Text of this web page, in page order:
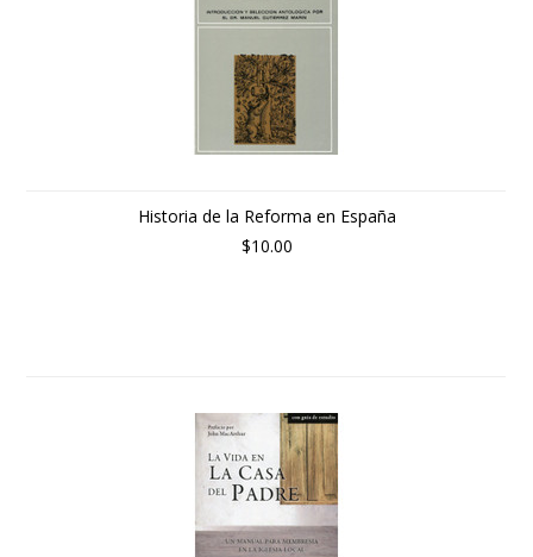
Historia de la Reforma en España
$10.00